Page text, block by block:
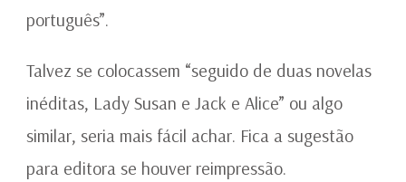
português”.
Talvez se colocassem “seguido de duas novelas
inéditas, Lady Susan e Jack e Alice” ou algo
similar, seria mais fácil achar. Fica a sugestão
para editora se houver reimpressão.